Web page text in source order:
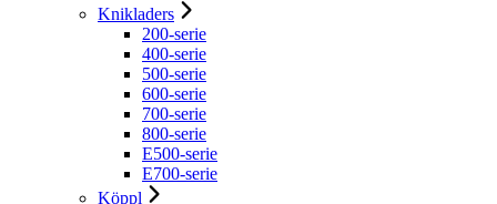
Knikladers
200-serie
400-serie
500-serie
600-serie
700-serie
800-serie
E500-serie
E700-serie
Köppl